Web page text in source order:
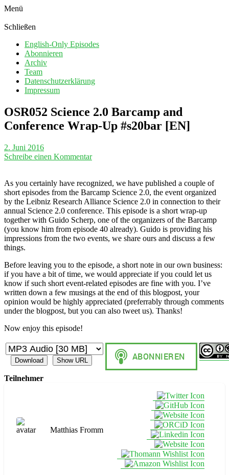
Menü
Schließen
English-Only Episodes
Abonnieren
Archiv
Team
Datenschutzerklärung
Impressum
OSR052 Science 2.0 Barcamp and
Conference Wrap-Up #s20bar [EN]
2. Juni 2016
Schreibe einen Kommentar
As you certainly have recognized, we have published a couple of
short episodes from the Barcamp Science 2.0, the event organized
by the Leibniz Research Alliance Science 2.0 in connection to their
annual Science 2.0 conference. This episode is a short wrap-up
together with Guido Scherp, one of the organizers of the Barcamp
(you know him from episode 40 already). Guido is providing his
impressions from the two events, we share ours and discuss a few
things.
Before leaving you to the episode, a short note in our own business:
if you have a bit of time, we would appreciate if you could let us
know if such short event-related episodes are fine with you. I’ve
written down a few musings at the end of this blogpost, your
opinion would be highly appreciated (preferrably through comments
under the blogpost, but you can also tweet us). Thanks!
Now enjoy this episode!
Download Show URL
Teilnehmer
Matthias Fromm